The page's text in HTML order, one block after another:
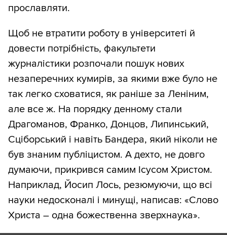
прославляти.
Щоб не втратити роботу в університеті й
довести потрібність, факультети
журналістики розпочали пошук нових
незаперечних кумирів, за якими вже було не
так легко сховатися, як раніше за Леніним,
але все ж. На порядку денному стали
Драгоманов, Франко, Донцов, Липинський,
Сціборський і навіть Бандера, який ніколи не
був знаним публіцистом. А дехто, не довго
думаючи, прикрився самим Ісусом Христом.
Наприклад, Йосип Лось, резюмуючи, що всі
науки недосконалі і минущі, написав: «Слово
Христа – одна божественна зверхнаука».